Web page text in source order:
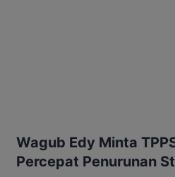
Wagub Edy Minta
Percepat Penurunan